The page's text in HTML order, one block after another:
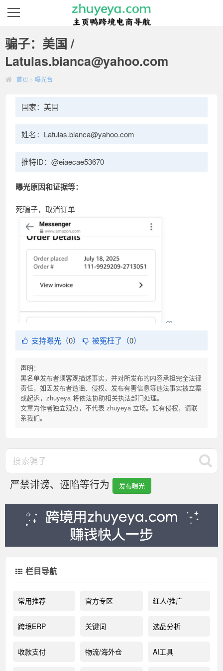
骗子：美国 /
Latulas.bianca@yahoo.com
首页 > 曝光台
国家：美国
姓名：Latulas.bianca@yahoo.com
推特ID：@eiaecae53670
曝光原因和证据等：
死骗子，取消订单
支持曝光（0） 被冤枉了（0）
声明：
黑名单发布者须客观描述事实，并对所发布的内容承担完全法律
责任，如因发布者造谣、侵权、发布有害信息等违法事实被立案
或起诉，zhuyeya 将依法协助相关执法部门处理。
文章为作者独立观点，不代表 zhuyeya 立场。如有侵权，请联
系我们。
严禁诽谤、诬陷等行为 发布曝光
栏目导航
常用推荐 官方专区 红人/推广
跨境ERP 关键词 选品分析
收款支付 物流/海外仓 AI工具